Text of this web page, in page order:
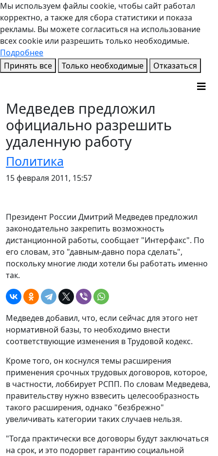
Мы используем файлы cookie, чтобы сайт работал
корректно, а также для сбора статистики и показа
рекламы. Вы можете согласиться на использование
всех cookie или разрешить только необходимые.
Подробнее
Принять все
Только необходимые Отказаться
Медведев предложил
официально разрешить
удаленную работу
Политика
15 февраля 2011, 15:57
Президент России Дмитрий Медведев предложил
законодательно закрепить возможность
дистанционной работы, сообщает "Интерфакс". По
его словам, это "давным-давно пора сделать",
поскольку многие люди хотели бы работать именно
так.
Медведев добавил, что, если сейчас для этого нет
нормативной базы, то необходимо внести
соответствующие изменения в Трудовой кодекс.
Кроме того, он коснулся темы расширения
применения срочных трудовых договоров, которое,
в частности, лоббирует РСПП. По словам Медведева,
правительству нужно взвесить целесообразность
такого расширения, однако "безбрежно"
увеличивать категории таких случаев нельзя.
"Тогда практически все договоры будут заключаться
на срок, и это подорвет гарантию социальной